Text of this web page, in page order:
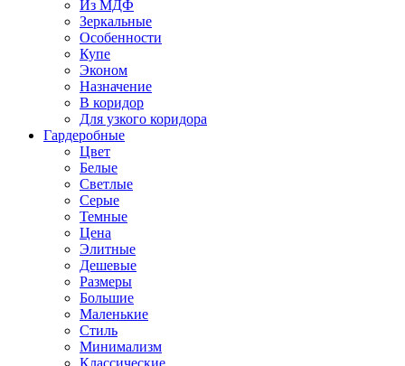
Из МДФ
Зеркальные
Особенности
Купе
Эконом
Назначение
В коридор
Для узкого коридора
Гардеробные
Цвет
Белые
Светлые
Серые
Темные
Цена
Элитные
Дешевые
Размеры
Большие
Маленькие
Стиль
Минимализм
Классические